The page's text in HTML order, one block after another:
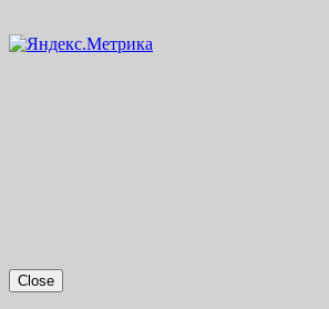
Close